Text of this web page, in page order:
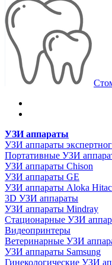
УЗИ аппараты
УЗИ аппараты
Портативные УЗИ
УЗИ аппараты Chison
УЗИ аппараты GE
УЗИ аппараты Aloka
3D УЗИ аппараты
УЗИ аппараты Mindray
Стационарные УЗИ
Видеопринтеры
Ветеринарные УЗИ
УЗИ аппараты Samsung
Гинекологические УЗИ